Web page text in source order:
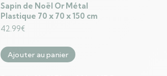
Sapin de Noël Or Métal
Plastique 70 x 70 x 150 cm
42.99€
Ajouter au panier